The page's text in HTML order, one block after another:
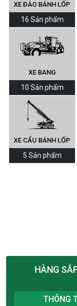
XE ĐÀO BÁNH LỐP
16 Sản phẩm
XE BANG
10 Sản phẩm
XE CẨU BÁNH LỐP
5 Sản phẩm
HÀNG
THÔNG